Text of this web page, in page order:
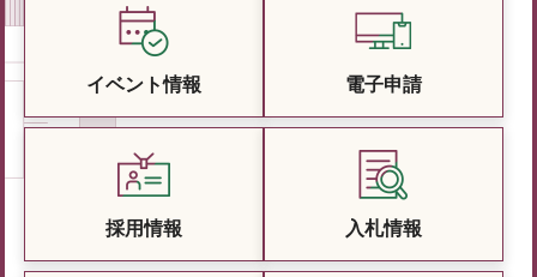
イベント情報 電子申請
採用情報 入札情報